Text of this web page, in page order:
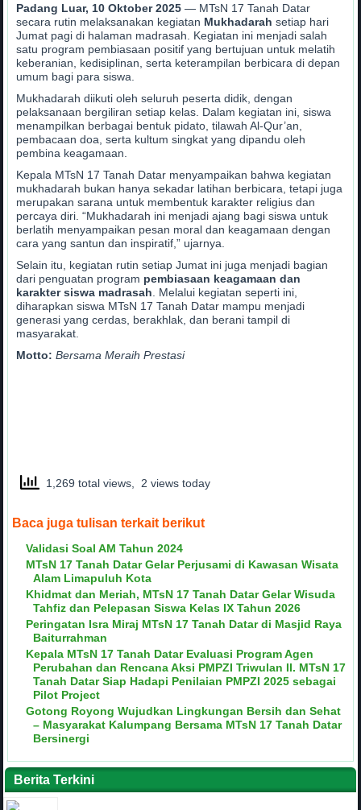
Padang Luar, 10 Oktober 2025 — MTsN 17 Tanah Datar
secara rutin melaksanakan kegiatan Mukhadarah setiap hari
Jumat pagi di halaman madrasah. Kegiatan ini menjadi salah
satu program pembiasaan positif yang bertujuan untuk melatih
keberanian, kedisiplinan, serta keterampilan berbicara di depan
umum bagi para siswa.
Mukhadarah diikuti oleh seluruh peserta didik, dengan
pelaksanaan bergiliran setiap kelas. Dalam kegiatan ini, siswa
menampilkan berbagai bentuk pidato, tilawah Al-Qur’an,
pembacaan doa, serta kultum singkat yang dipandu oleh
pembina keagamaan.
Kepala MTsN 17 Tanah Datar menyampaikan bahwa kegiatan
mukhadarah bukan hanya sekadar latihan berbicara, tetapi juga
merupakan sarana untuk membentuk karakter religius dan
percaya diri. “Mukhadarah ini menjadi ajang bagi siswa untuk
berlatih menyampaikan pesan moral dan keagamaan dengan
cara yang santun dan inspiratif,” ujarnya.
Selain itu, kegiatan rutin setiap Jumat ini juga menjadi bagian
dari penguatan program pembiasaan keagamaan dan
karakter siswa madrasah . Melalui kegiatan seperti ini,
diharapkan siswa MTsN 17 Tanah Datar mampu menjadi
generasi yang cerdas, berakhlak, dan berani tampil di
masyarakat.
Motto: Bersama Meraih Prestasi
1,269 total views, 2 views today
Baca juga tulisan terkait berikut
Validasi Soal AM Tahun 2024
MTsN 17 Tanah Datar Gelar Perjusami di Kawasan Wisata
Alam Limapuluh Kota
Khidmat dan Meriah, MTsN 17 Tanah Datar Gelar Wisuda
Tahfiz dan Pelepasan Siswa Kelas IX Tahun 2026
Peringatan Isra Miraj MTsN 17 Tanah Datar di Masjid Raya
Baiturrahman
Kepala MTsN 17 Tanah Datar Evaluasi Program Agen
Perubahan dan Rencana Aksi PMPZI Triwulan II. MTsN 17
Tanah Datar Siap Hadapi Penilaian PMPZI 2025 sebagai
Pilot Project
Gotong Royong Wujudkan Lingkungan Bersih dan Sehat
– Masyarakat Kalumpang Bersama MTsN 17 Tanah Datar
Bersinergi
Berita Terkini